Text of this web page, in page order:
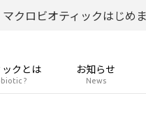
クロビオティックはじめ
クとは
?
お知らせ
News